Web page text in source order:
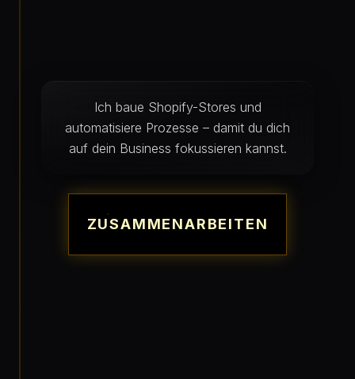
Ich baue Shopify-Stores und
automatisiere Prozesse – damit du dich
auf dein Business fokussieren kannst.
ZUSAMMENARBEITEN